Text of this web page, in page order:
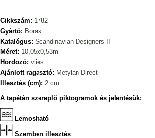
Cikkszám: 1782
Gyártó: Boras
Katalógus: Scandinavian Designers II
Méret: 10,05x0,53m
Hordozó: vlies
Ajánlott ragasztó: Metylan Direct
Illesztés (cm): 2 cm
A tapétán szereplő piktogramok és jelentésük:
Lemosható
Szemben illesztés